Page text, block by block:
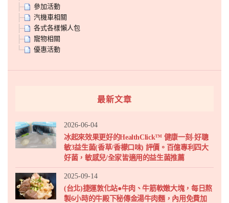
參加活動
汽機車相關
各式各樣懶人包
寵物相關
優惠活動
最新文章
2026-06-04
冰起來效果更好的HealthClick™ 健康一刻-好聰
敏3益生菌(香草/香檬口味) 評價。百億專利四大
好菌，敏感兒/全家皆適用的益生菌推薦
2025-09-14
(台北)捷運敦化站●牛肉、牛筋軟嫩大塊，每日熬
製6小時的牛殿下秘傳金湯牛肉麵，內用免費加